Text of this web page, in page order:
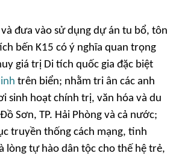
đưa vào sử dụng dự án tu bổ, tôn
bến K15 có ý nghĩa quan trọng
giá trị Di tích quốc gia đặc biệt
trên biển; nhằm tri ân các anh
sinh hoạt chính trị, văn hóa và du
Sơn, TP. Hải Phòng và cả nước;
truyền thống cách mạng, tinh
lòng tự hào dân tộc cho thế hệ trẻ,